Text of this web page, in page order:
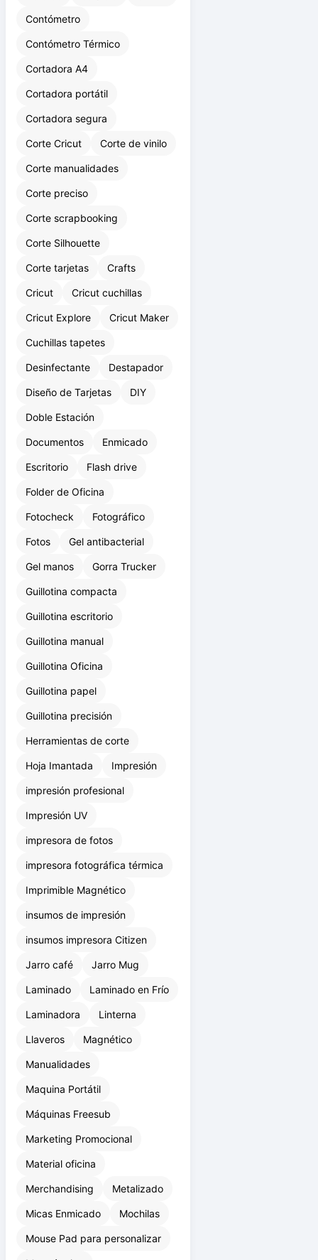
Contómetro
Contómetro Térmico
Cortadora A4
Cortadora portátil
Cortadora segura
Corte Cricut Corte de vinilo
Corte manualidades
Corte preciso
Corte scrapbooking
Corte Silhouette
Corte tarjetas Crafts
Cricut Cricut cuchillas
Cricut Explore Cricut Maker
Cuchillas tapetes
Desinfectante Destapador
Diseño de Tarjetas DIY
Doble Estación
Documentos Enmicado
Escritorio Flash drive
Folder de Oficina
Fotocheck Fotográfico
Fotos Gel antibacterial
Gel manos Gorra Trucker
Guillotina compacta
Guillotina escritorio
Guillotina manual
Guillotina Oficina
Guillotina papel
Guillotina precisión
Herramientas de corte
Hoja Imantada Impresión
impresión profesional
Impresión UV
impresora de fotos
impresora fotográfica térmica
Imprimible Magnético
insumos de impresión
insumos impresora Citizen
Jarro café Jarro Mug
Laminado Laminado en Frío
Laminadora Linterna
Llaveros Magnético
Manualidades
Maquina Portátil
Máquinas Freesub
Marketing Promocional
Material oficina
Merchandising Metalizado
Micas Enmicado Mochilas
Mouse Pad para personalizar